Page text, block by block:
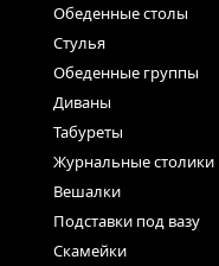
Обеденные столы
Стулья
Обеденные группы
Диваны
Табуреты
Журнальные столики
Вешалки
Подставки под вазу
Скамейки